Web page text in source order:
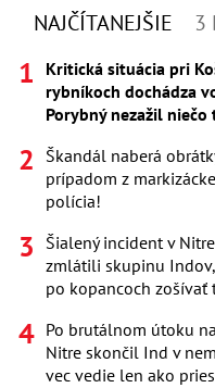
NAJČÍTANEJŠIE 3
Kritická situácia pri
rybníkoch dochádza
Porybný nezažil niečo
Škandál naberá
prípadom z
polícia!
Šialený incident v
zmlátili skupinu
po kopancoch zošívať
Po brutálnom útoku
Nitre skončil Ind v
vec vedie len ako